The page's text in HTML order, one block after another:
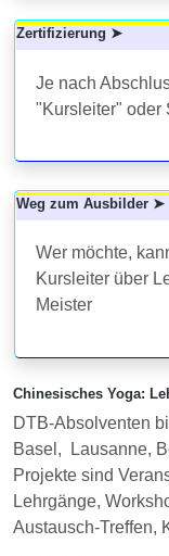
Zertifizierung ➤
Je nach
"Kursleiter" oder
Weg zum Ausbilder ➤
Wer möchte,
Kursleiter über
Meister
Chinesisches Yoga:
DTB-Absolventen
Basel, Lausanne,
Projekte sind
Lehrgänge,
Austausch-Treffen,